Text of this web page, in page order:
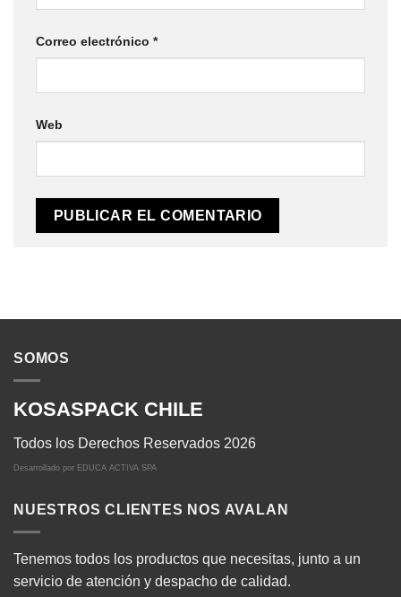
Correo electrónico *
Web
SOMOS
KOSASPACK CHILE
Todos los Derechos Reservados 2026
Desarrollado por EDUCA ACTIVA SPA
NUESTROS CLIENTES NOS AVALAN
Tenemos todos los productos que necesitas, junto a un
servicio de atención y despacho de calidad.